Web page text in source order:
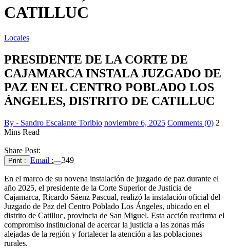
CATILLUC
Locales
PRESIDENTE DE LA CORTE DE
CAJAMARCA INSTALA JUZGADO DE
PAZ EN EL CENTRO POBLADO LOS
ÁNGELES, DISTRITO DE CATILLUC
By - Sandro Escalante Toribio noviembre 6, 2025 Comments (0) 2
Mins Read
Share Post:
Print : Email : 349
En el marco de su novena instalación de juzgado de paz durante el
año 2025, el presidente de la Corte Superior de Justicia de
Cajamarca, Ricardo Sáenz Pascual, realizó la instalación oficial del
Juzgado de Paz del Centro Poblado Los Ángeles, ubicado en el
distrito de Catilluc, provincia de San Miguel. Esta acción reafirma el
compromiso institucional de acercar la justicia a las zonas más
alejadas de la región y fortalecer la atención a las poblaciones
rurales.